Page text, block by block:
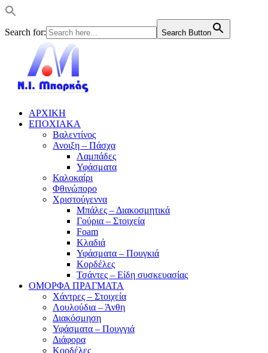
Search for: Search Button
ΑΡΧΙΚΗ
ΕΠΟΧΙΑΚΑ
Βαλεντίνος
Ανοιξη – Πάσχα
Λαμπάδες
Υφάσματα
Καλοκαίρι
Φθινώπορο
Χριστούγεννα
Μπάλες – Διακοσμητικά
Γούρια – Στοιχεία
Foam
Κλαδιά
Υφάσματα – Πουγκιά
Κορδέλες
Τσάντες – Είδη συσκευασίας
ΟΜΟΡΦΑ ΠΡΑΓΜΑΤΑ
Χάντρες – Στοιχεία
Λουλούδια – Άνθη
Διακόσμηση
Υφάσματα – Πουγγιά
Διάφορα
Κορδέλες